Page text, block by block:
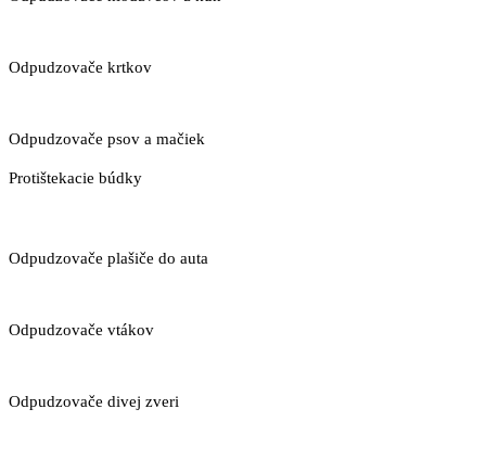
Odpudzovače krtkov
Odpudzovače psov a mačiek
Protištekacie búdky
Odpudzovače plašiče do auta
Odpudzovače vtákov
Odpudzovače divej zveri